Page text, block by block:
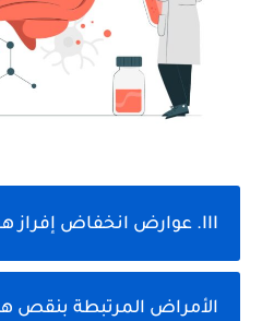
III. عوارض انخفاض إفراز هرمون الدوبامين
الأمراض المرتبطة بنقص